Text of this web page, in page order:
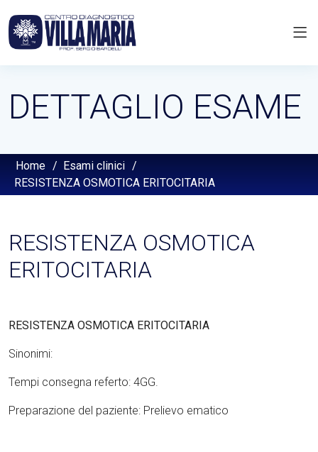
DETTAGLIO ESAME
Home / Esami clinici /
RESISTENZA OSMOTICA ERITOCITARIA
RESISTENZA OSMOTICA
ERITOCITARIA
RESISTENZA OSMOTICA ERITOCITARIA
Sinonimi:
Tempi consegna referto: 4GG.
Preparazione del paziente: Prelievo ematico